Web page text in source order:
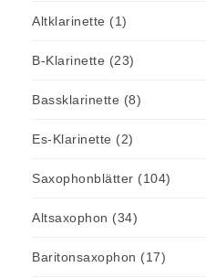
Altklarinette (1)
B-Klarinette (23)
Bassklarinette (8)
Es-Klarinette (2)
Saxophonblätter (104)
Altsaxophon (34)
Baritonsaxophon (17)